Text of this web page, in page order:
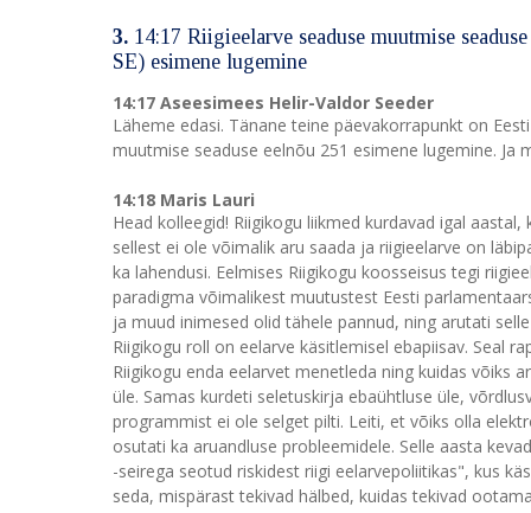
3. 14:17 Riigieelarve seaduse muutmise
SE) esimene lugemine
14:17 Aseesimees Helir-Valdor Seeder
Läheme edasi. Tänane teine päevakorrapunkt on
muutmise seaduse eelnõu 251 esimene lugemine. Ja
14:18 Maris Lauri
Head kolleegid! Riigikogu liikmed kurdavad igal
sellest ei ole võimalik aru saada ja riigieelarve on
ka lahendusi. Eelmises Riigikogu koosseisus tegi
paradigma võimalikest muutustest Eesti
ja muud inimesed olid tähele pannud, ning arutati
Riigikogu roll on eelarve käsitlemisel ebapiisav. Seal
Riigikogu enda eelarvet menetleda ning kuidas võiks
üle. Samas kurdeti seletuskirja ebaühtluse üle,
programmist ei ole selget pilti. Leiti, et võiks olla
osutati ka aruandluse probleemidele. Selle aasta
-seirega seotud riskidest riigi eelarvepoliitikas", kus
seda, mispärast tekivad hälbed, kuidas tekivad